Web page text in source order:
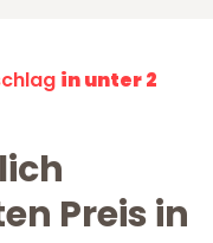
in unter 2
Preis in